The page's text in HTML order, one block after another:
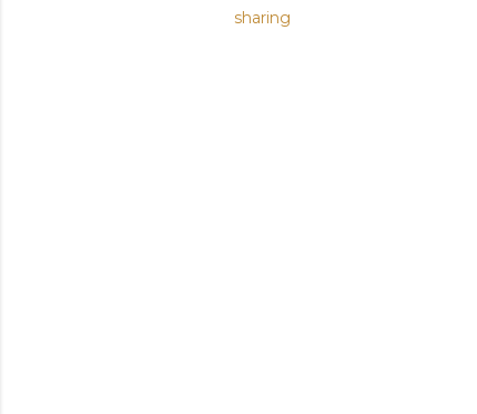
sharing